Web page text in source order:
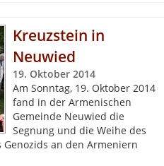
Kreuzstein in
Neuwied
19. Oktober 2014
Am Sonntag, 19. Oktober 2014
fand in der Armenischen
Gemeinde Neuwied die
Segnung und die Weihe des
an den Armeniern